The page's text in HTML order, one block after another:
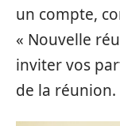
un compte,
« Nouvelle
inviter vos
de la réunion.